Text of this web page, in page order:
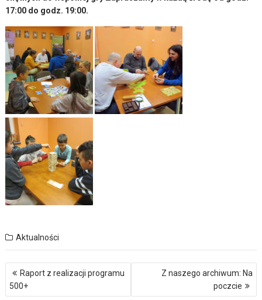
17:00 do godz. 19:00.
Aktualności
Nawigacja
wpisu
Raport z realizacji programu
500+
Z naszego archiwum: Na
poczcie